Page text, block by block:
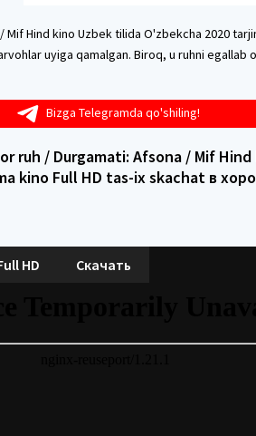
Hind kino Uzbek tilida O'zbekcha 2020
uyiga qamalgan. Biroq, u ruhni egallab
Bizga Telegramda qo'shiling!
ruh / Durgamati: Afsona / Mif
kino Full HD tas-ix skachat в
HD Скачать